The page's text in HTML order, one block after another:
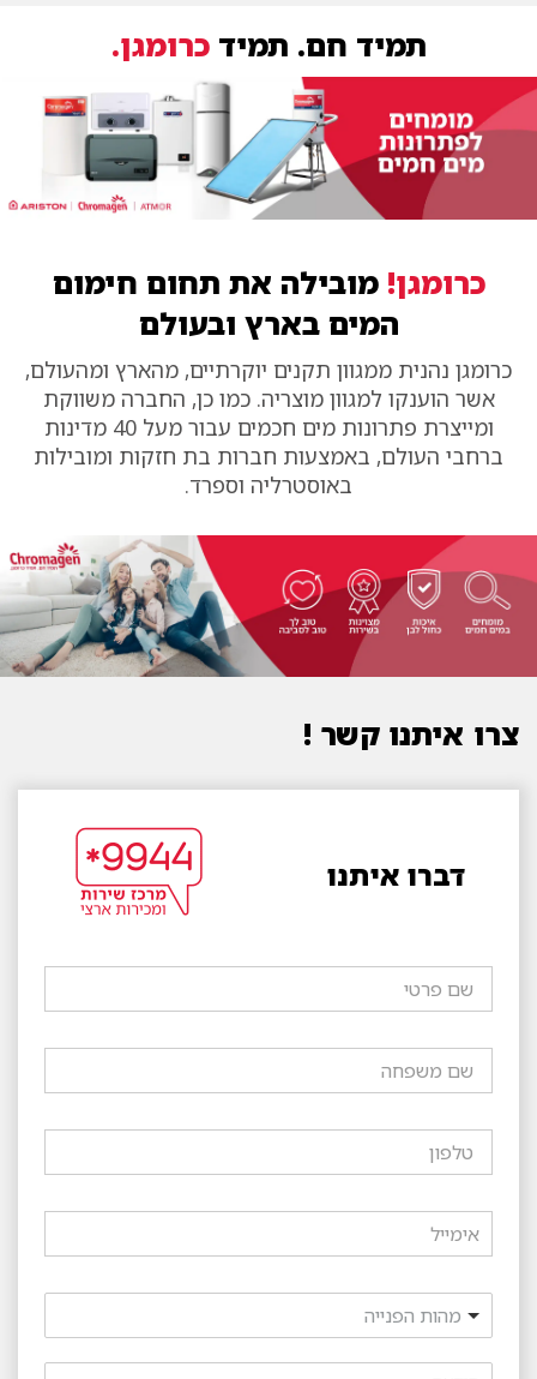
תמיד חם. תמידכרומגן.
כרומגן!מובילה את תחום חימום
המים בארץ ובעולם
כרומגן נהנית ממגוון תקנים יוקרתיים, מהארץ ומהעולם,
אשר הוענקו למגוון מוצריה. כמו כן, החברה משווקת
ומייצרת פתרונות מים חכמים עבור מעל 40 מדינות
ברחבי העולם, באמצעות חברות בת חזקות ומובילות
באוסטרליה וספרד.
צרו איתנו קשר !
דברו איתנו
מהות הפנייה